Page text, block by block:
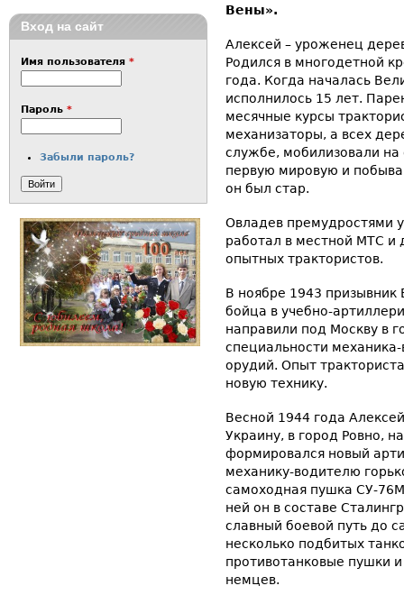
Вены».
Алексей – уроженец
Родился в многодетной
года. Когда началась
исполнилось 15 лет.
месячные курсы
механизаторы, а всех
службе, мобилизовали
первую мировую и
он был стар.
Овладев премудростями
работал в местной МТС и
опытных трактористов.
В ноябре 1943
бойца в учебно-
направили под Москву в
специальности
орудий. Опыт
новую технику.
Весной 1944 года
Украину, в город Ровно,
формировался новый
механику-водителю
самоходная пушка СУ-
ней он в составе
славный боевой путь до
несколько подбитых
противотанковые пушки
немцев.
Вход на сайт
Имя пользователя *
Пароль *
Забыли пароль?